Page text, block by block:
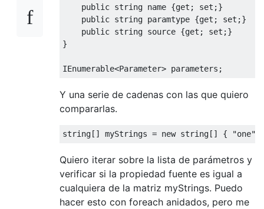
public string name {get ; set ;}
public string paramtype {get ; set ;}
public string source {get ; set ;}
}
Y una serie de cadenas con las que quiero
compararlas.
string[] myStrings = new string[] { "one"
Quiero iterar sobre la lista de parámetros y
verificar si la propiedad fuente es igual a
cualquiera de la matriz myStrings. Puedo
hacer esto con foreach anidados, pero me